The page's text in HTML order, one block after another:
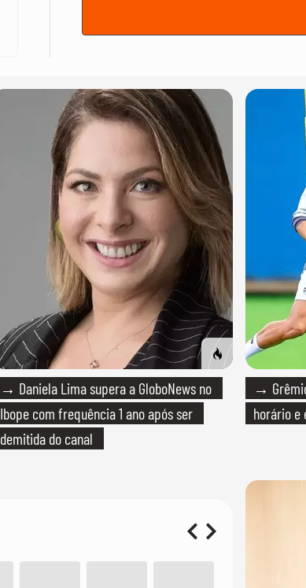
→ Daniela Lima supera a GloboNews no
Ibope com frequência 1 ano após ser
demitida do canal
→
horário e